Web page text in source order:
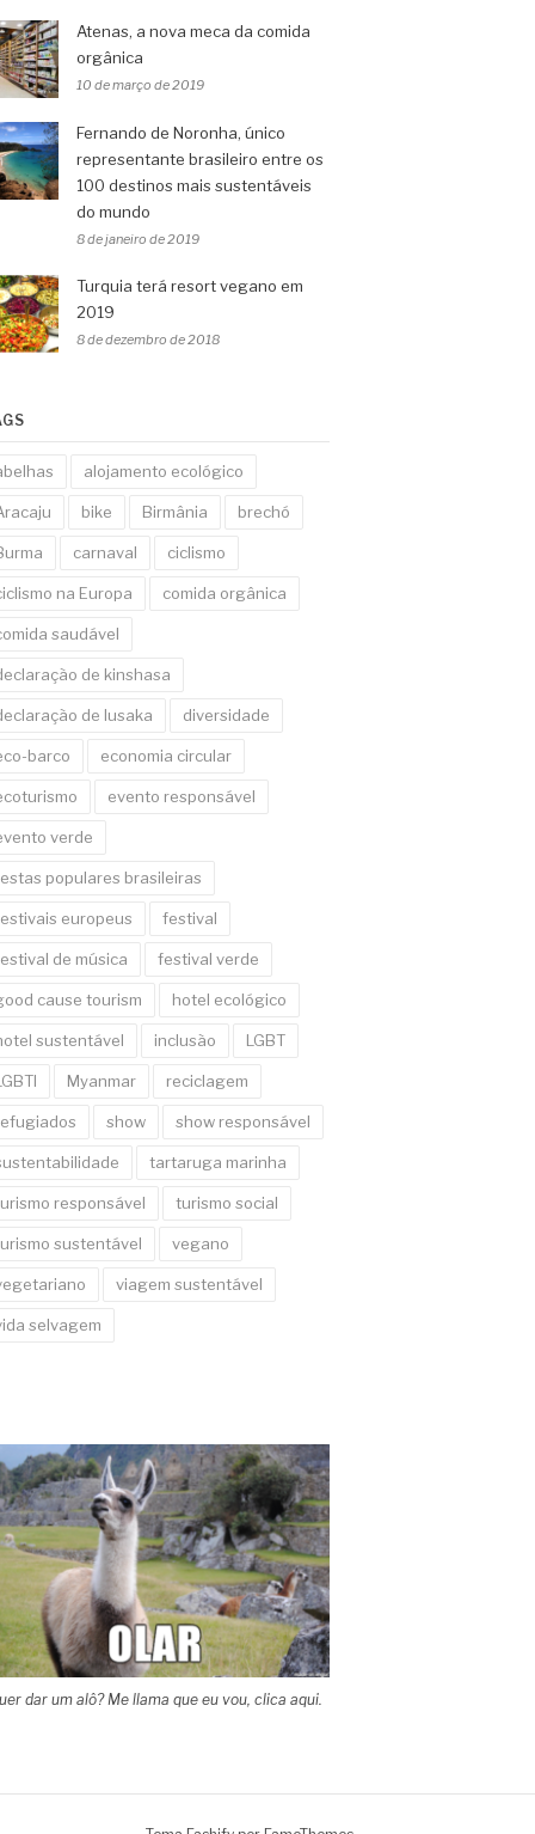
Atenas, a nova meca da comida
orgânica
10 de março de 2019
Fernando de Noronha, único
representante brasileiro entre os
100 destinos mais sustentáveis
do mundo
8 de janeiro de 2019
Turquia terá resort vegano em
2019
8 de dezembro de 2018
alojamento ecológico
bike Birmânia brechó
carnaval ciclismo
na Europa comida orgânica
saudável
de kinshasa
de lusaka diversidade
barco economia circular
evento responsável
verde
populares brasileiras
europeus festival
de música festival verde
cause tourism hotel ecológico
sustentável inclusão LGBT
Myanmar reciclagem
show show responsável
tartaruga marinha
responsável turismo social
sustentável vegano
viagem sustentável
selvagem
dar um alô? Me llama que eu vou, clica aqui.